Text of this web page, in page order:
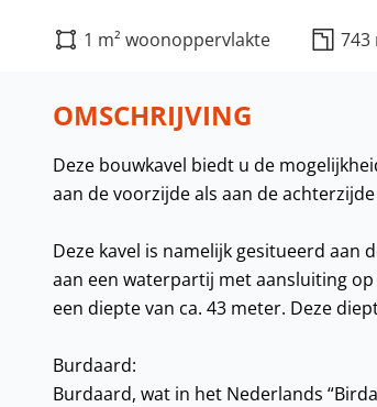
1 m² woonoppervlakte 743
OMSCHRIJVING
Deze bouwkavel biedt u de
aan de voorzijde als aan de
Deze kavel is namelijk gesitueerd aan
aan een waterpartij met aansluiting
een diepte van ca. 43 meter. Deze
Burdaard:
Burdaard, wat in het Nederlands